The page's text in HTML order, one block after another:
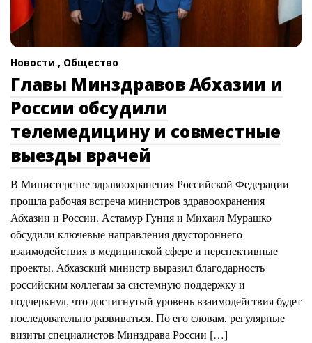
Новости , Общество
Главы Минздравов Абхазии и
России обсудили
телемедицину и совместные
выезды врачей
В Министерстве здравоохранения Российской Федерации
прошла рабочая встреча министров здравоохранения
Абхазии и России. Астамур Гуния и Михаил Мурашко
обсудили ключевые направления двустороннего
взаимодействия в медицинской сфере и перспективные
проекты. Абхазский министр выразил благодарность
российским коллегам за системную поддержку и
подчеркнул, что достигнутый уровень взаимодействия будет
последовательно развиваться. По его словам, регулярные
визиты специалистов Минздрава России […]